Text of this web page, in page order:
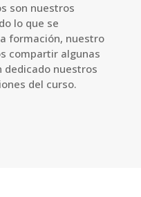
son nuestros
lo que se
formación, nuestro
compartir algunas
dedicado nuestros
del curso.